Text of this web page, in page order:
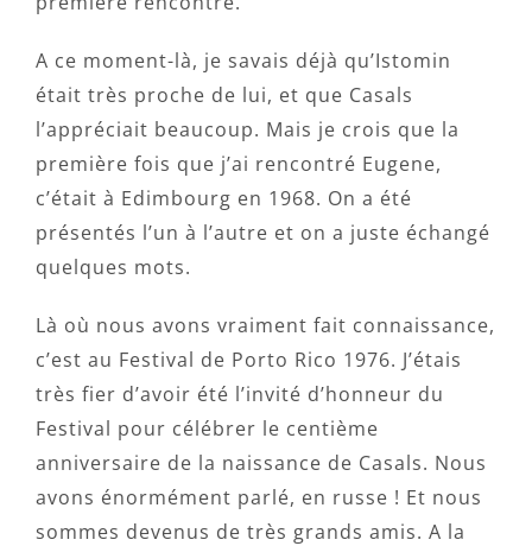
A ce moment-là, je savais déjà qu’Istomin
était très proche de lui, et que Casals
l’appréciait beaucoup. Mais je crois que la
première fois que j’ai rencontré Eugene,
c’était à Edimbourg en 1968. On a été
présentés l’un à l’autre et on a juste échangé
quelques mots.
Là où nous avons vraiment fait connaissance,
c’est au Festival de Porto Rico 1976. J’étais
très fier d’avoir été l’invité d’honneur du
Festival pour célébrer le centième
anniversaire de la naissance de Casals. Nous
avons énormément parlé, en russe ! Et nous
sommes devenus de très grands amis. A la